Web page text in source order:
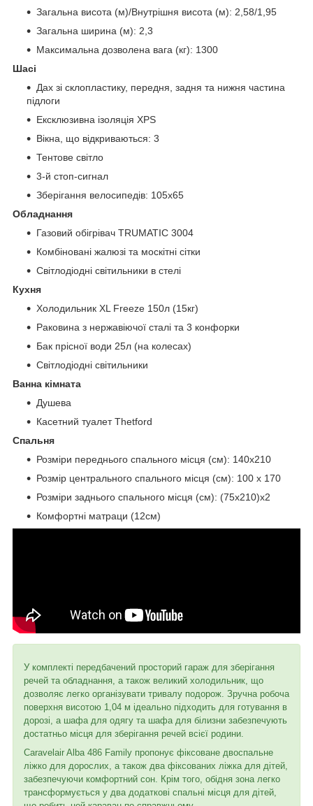
Загальна висота (м)/Внутрішня висота (м): 2,58/1,95
Загальна ширина (м): 2,3
Максимальна дозволена вага (кг): 1300
Шасі
Дах зі склопластику, передня, задня та нижня частина
підлоги
Ексклюзивна ізоляція XPS
Вікна, що відкриваються: 3
Тентове світло
3-й стоп-сигнал
Зберігання велосипедів: 105x65
Обладнання
Газовий обігрівач TRUMATIC 3004
Комбіновані жалюзі та москітні сітки
Світлодіодні світильники в стелі
Кухня
Холодильник XL Freeze 150л (15кг)
Раковина з нержавіючої сталі та 3 конфорки
Бак прісної води 25л (на колесах)
Світлодіодні світильники
Ванна кімната
Душева
Касетний туалет Thetford
Спальня
Розміри переднього спального місця (см): 140x210
Розмір центрального спального місця (см): 100 x 170
Розміри заднього спального місця (см): (75x210)x2
Комфортні матраци (12см)
У комплекті передбачений просторий гараж для зберігання
речей та обладнання, а також великий холодильник, що
дозволяє легко організувати тривалу подорож. Зручна робоча
поверхня висотою 1,04 м ідеально підходить для готування в
дорозі, а шафа для одягу та шафа для білизни забезпечують
достатньо місця для зберігання речей всієї родини.
Caravelair Alba 486 Family пропонує фіксоване двоспальне
ліжко для дорослих, а також два фіксованих ліжка для дітей,
забезпечуючи комфортний сон. Крім того, обідня зона легко
трансформується у два додаткові спальні місця для дітей,